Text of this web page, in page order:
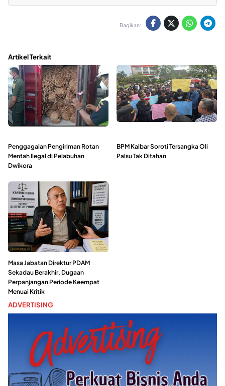
Bagikan:
Artikel Terkait
Penggagalan Pengiriman Rotan
Mentah Ilegal di Pelabuhan
Dwikora
BPM Kalbar Soroti Tersangka Oli
Palsu Tak Ditahan
Masa Jabatan Direktur PDAM
Sekadau Berakhir, Dugaan
Perpanjangan Periode Keempat
Menuai Kritik
ADVERTISING